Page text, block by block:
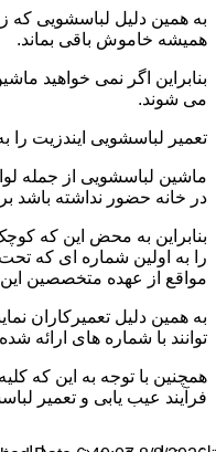
به همین دلیل لباسشویی که
همیشه خاموش باقی بماند.
بنابراین اگر نمی خواهید
می شوند.
تعمیر لباسشویی ایندزیت
ماشین لباسشویی از جمله
در خانه حضور نداشته
بنابراین به محض این که
را به اولین شماره ای که
مواقع از عهده متخصصین این
به همین دلیل تعمیرکاران
توانند با شماره های ارائه
همچنین با توجه به این که
فرآیند عیب یابی و تعمیر